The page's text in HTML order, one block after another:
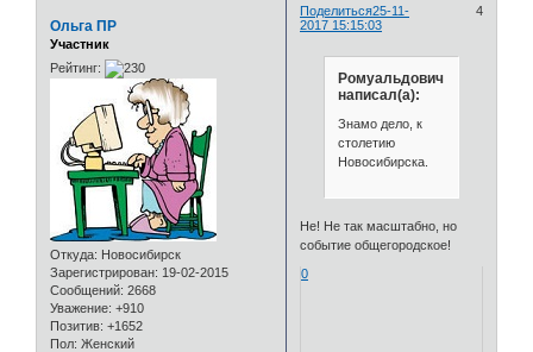
Поделиться 4
25-11-
2017 15:15:03
Ольга ПР
Участник
Рейтинг:
Откуда: Новосибирск
Зарегистрирован: 19-02-2015
Сообщений: 2668
Уважение: +910
Позитив: +1652
Пол: Женский
Ромуальдович
написал(а):
Знамо дело, к
столетию
Новосибирска.
Не! Не так масштабно, но
событие общегородское!
0